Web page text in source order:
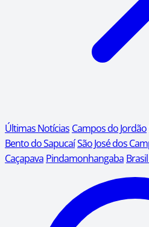
Últimas Notícias Campos do Jordão
Bento do SapucaíSão José dos
Caçapava Pindamonhangaba